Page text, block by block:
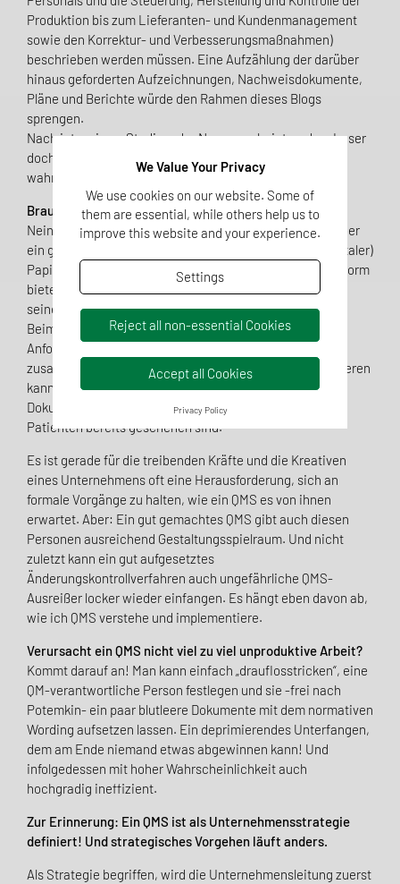
Produktion bis zum Lieferanten- und Kundenmanagement
sowie den Korrektur- und Verbesserungsmaßnahmen)
beschrieben werden müssen. Eine Aufzählung der darüber
hinaus geforderten Aufzeichnungen, Nachweisdokumente,
Pläne und Berichte würde den Rahmen dieses Blogs
sprengen.
Nach intensivem Studium der Norm erscheint es dem Leser
doch oft so, als handele es sich am Ende nur um einen
wahren, kaum beherrschbaren Dokumentendschungel.
Braucht ein Unternehmen das?
Nein. Einen Dokumentendschungel braucht niemand. Aber
ein gutes QMS auf jeden Fall. Denn ein QMS ist kein (digitaler)
Papiertiger, sondern eine Unternehmensstrategie. Die Norm
bietet die Struktur dafür, das Unternehmen füllt sie mit
seinem ganz eigenen Leben.
Beim Lesen verliert man leicht aus dem Sinn, dass diese
Anforderungen geballtes Erfahrungswissen
zusammenfassen: Erfahrungen darüber, was alles passieren
kann und welche inakzeptablen Fehler mangels guter
Dokumentation zu Ungunsten von Patientinnen und
Patienten bereits geschehen sind.
Es ist gerade für die treibenden Kräfte und die Kreativen
eines Unternehmens oft eine Heraus­forderung, sich an
formale Vorgänge zu halten, wie ein QMS es von ihnen
erwartet. Aber: Ein gut gemachtes QMS gibt auch diesen
Personen ausreichend Gestaltungsspielraum. Und nicht
zuletzt kann ein gut aufgesetztes
Änderungskontrollverfahren auch ungefährliche QMS-
Ausreißer locker wieder einfangen. Es hängt eben davon ab,
wie ich QMS verstehe und implementiere.
Verursacht ein QMS nicht viel zu viel unproduktive Arbeit?
Kommt darauf an! Man kann einfach „drauflosstricken“, eine
QM-verantwortliche Person fest­legen und sie -frei nach
Potemkin- ein paar blutleere Dokumente mit dem normativen
Wording aufsetzen lassen. Ein deprimierendes Unterfangen,
dem am Ende niemand etwas abgewinnen kann! Und
infolgedessen mit hoher Wahrscheinlichkeit auch
hochgradig ineffizient.
Zur Erinnerung: Ein QMS ist als Unternehmensstrategie
definiert! Und strategisches Vorgehen läuft anders.
Als Strategie begriffen, wird die Unternehmensleitung zuerst
We Value Your Privacy
We use cookies on our website. Some of
them are essential, while others help us to
improve this website and your experience.
Settings
Reject all non-essential Cookies
Accept all Cookies
Privacy Policy